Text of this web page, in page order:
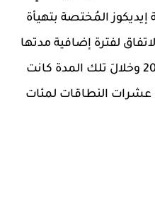
المُختصة بتهيأة
لفترة إضافية مدتها
خمس سنوات بحلول عام 2006 وخلالَ تلك المدة كانت
النطاقات لمئات